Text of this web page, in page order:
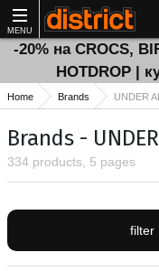
MENU
-20% на CROCS,
HOTDROP |
Home Brands UNDER
Brands -
334 products, 5 pages
filter